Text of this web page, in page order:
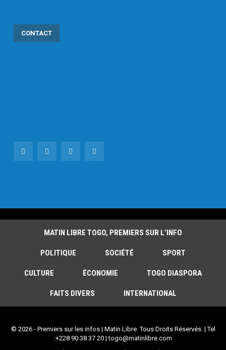
CONTACT
MATIN LIBRE TOGO, PREMIERS SUR L’INFO
POLITIQUE SOCIÉTÉ SPORT
CULTURE ÉCONOMIE TOGO DIASPORA
FAITS DIVERS INTERNATIONAL
© 2026 - Premiers sur les infos | Matin Libre. Tous Droits Réservés. | Tel
:+228 90 38 37 20 | togo@matinlibre.com